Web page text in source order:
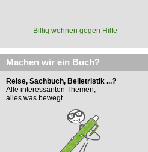
Billig wohnen gegen Hilfe
Machen wir ein Buch?
Reise, Sachbuch, Belletristik ...?
Alle interessanten Themen;
alles was bewegt.